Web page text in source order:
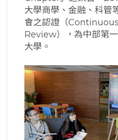
大學商學、金融、科管
會之認證（
Review），為中部第
大學。